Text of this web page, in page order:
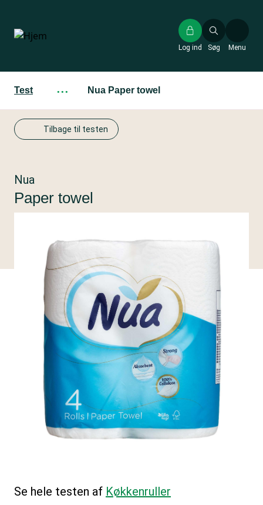
hovedindhold
Søg
Log ind Menu
Test ··· Nua Paper towel
Tilbage til testen
Nua
Paper towel
Se hele testen af Køkkenruller